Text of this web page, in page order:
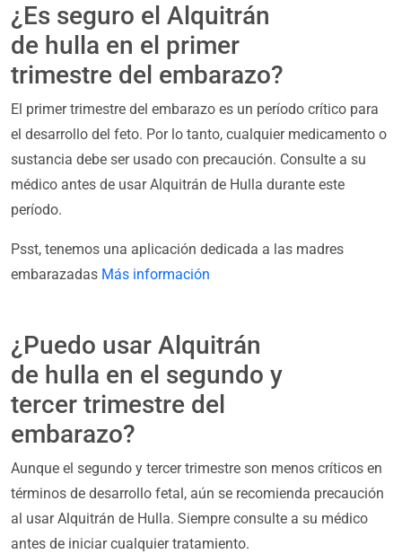
¿Es seguro el Alquitrán
de hulla en el primer
trimestre del embarazo?
El primer trimestre del embarazo es un período crítico para
el desarrollo del feto. Por lo tanto, cualquier medicamento o
sustancia debe ser usado con precaución. Consulte a su
médico antes de usar Alquitrán de Hulla durante este
período.
Psst, tenemos una aplicación dedicada a las madres
embarazadas Más información
¿Puedo usar Alquitrán
de hulla en el segundo y
tercer trimestre del
embarazo?
Aunque el segundo y tercer trimestre son menos críticos en
términos de desarrollo fetal, aún se recomienda precaución
al usar Alquitrán de Hulla. Siempre consulte a su médico
antes de iniciar cualquier tratamiento.